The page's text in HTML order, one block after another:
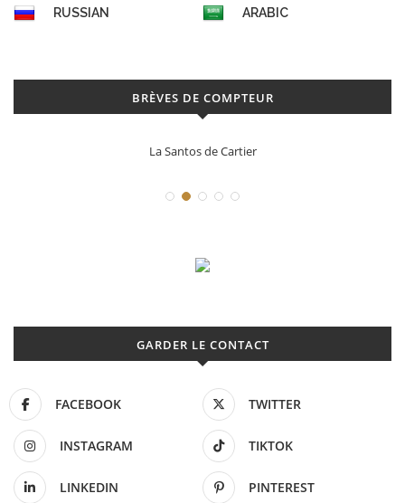
RUSSIAN
ARABIC
BRÈVES DE COMPTEUR
La Santos de Cartier
GARDER LE CONTACT
FACEBOOK TWITTER
INSTAGRAM TIKTOK
LINKEDIN PINTEREST